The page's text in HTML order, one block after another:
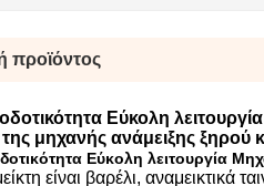
προϊόντος
Εύκολη
μηχανής ανάμειξης ξηρού
Εύκολη λειτουργία
είναι βαρέλι,